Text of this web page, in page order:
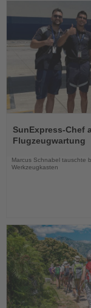
Sie
die
Nachrichten
SunExpress-Chef
Flugzeugwartung
Marcus Schnabel tauschte
Werkzeugkasten